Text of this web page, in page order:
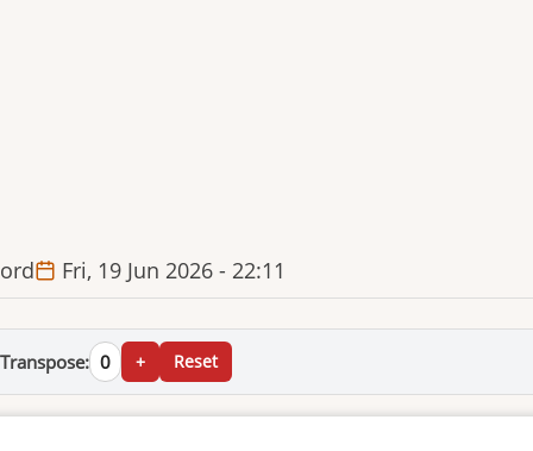
Fri, 19 Jun 2026 - 22:11
Transpose: 0 + Reset